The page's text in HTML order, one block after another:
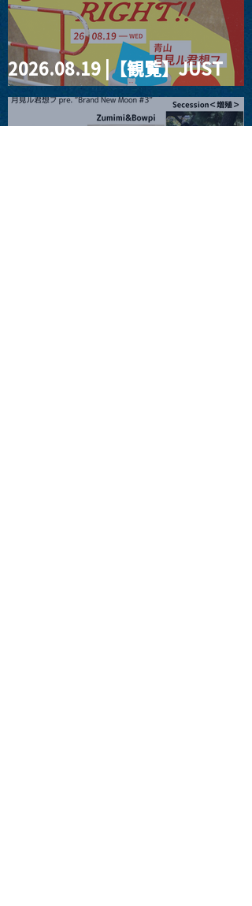
2026.08.19 |【観覧】JUST
RIGHT!! vol.27